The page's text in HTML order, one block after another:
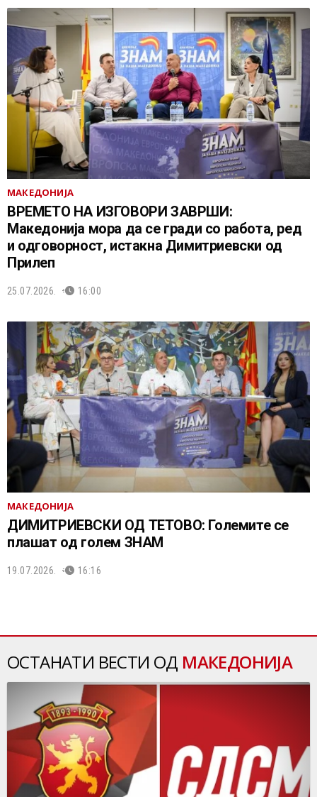
МАКЕДОНИЈА
ВРЕМЕТО НА ИЗГОВОРИ ЗАВРШИ:
Македонија мора да се гради со работа, ред
и одговорност, истакна Димитриевски од
Прилеп
25.07.2026. 16:00
МАКЕДОНИЈА
ДИМИТРИЕВСКИ ОД ТЕТОВО: Големите се
плашат од голем ЗНАМ
19.07.2026. 16:16
ОСТАНАТИ ВЕСТИ ОД МАКЕДОНИЈА